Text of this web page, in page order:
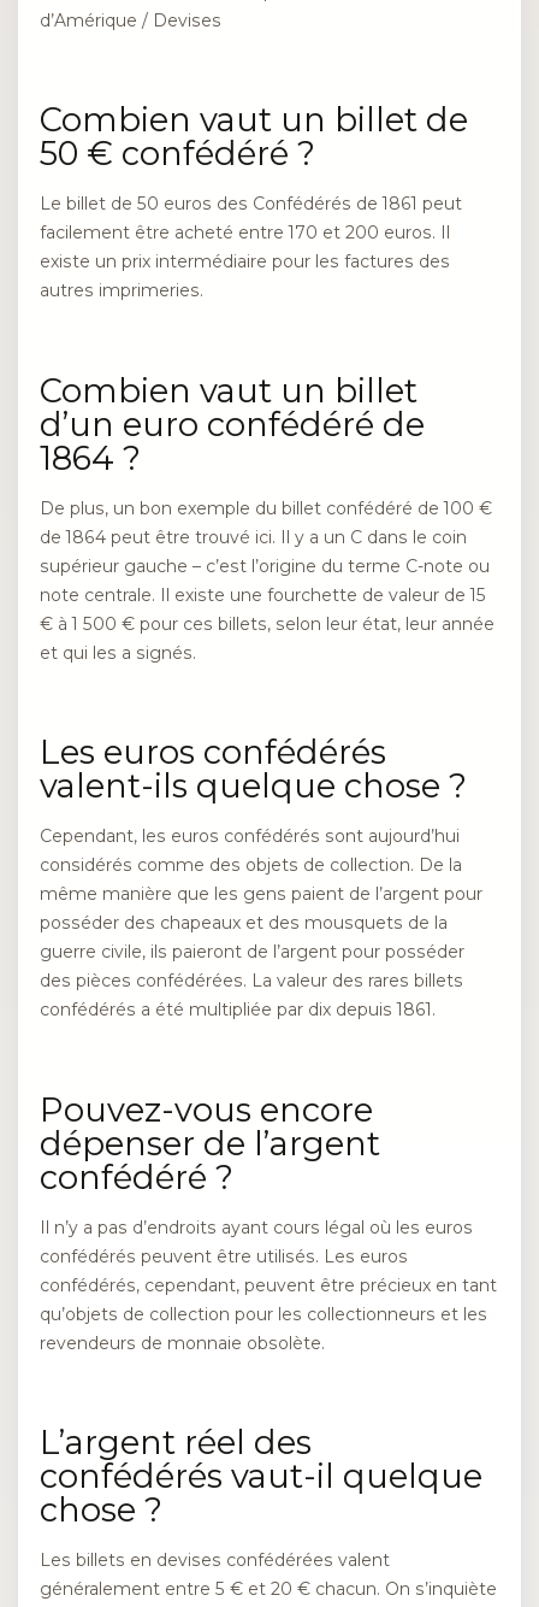
d’Amérique / Devises
Combien vaut un billet de
50 € confédéré ?
Le billet de 50 euros des Confédérés de 1861 peut
facilement être acheté entre 170 et 200 euros. Il
existe un prix intermédiaire pour les factures des
autres imprimeries.
Combien vaut un billet
d’un euro confédéré de
1864 ?
De plus, un bon exemple du billet confédéré de 100 €
de 1864 peut être trouvé ici. Il y a un C dans le coin
supérieur gauche – c’est l’origine du terme C-note ou
note centrale. Il existe une fourchette de valeur de 15
€ à 1 500 € pour ces billets, selon leur état, leur année
et qui les a signés.
Les euros confédérés
valent-ils quelque chose ?
Cependant, les euros confédérés sont aujourd’hui
considérés comme des objets de collection. De la
même manière que les gens paient de l’argent pour
posséder des chapeaux et des mousquets de la
guerre civile, ils paieront de l’argent pour posséder
des pièces confédérées. La valeur des rares billets
confédérés a été multipliée par dix depuis 1861.
Pouvez-vous encore
dépenser de l’argent
confédéré ?
Il n’y a pas d’endroits ayant cours légal où les euros
confédérés peuvent être utilisés. Les euros
confédérés, cependant, peuvent être précieux en tant
qu’objets de collection pour les collectionneurs et les
revendeurs de monnaie obsolète.
L’argent réel des
confédérés vaut-il quelque
chose ?
Les billets en devises confédérées valent
généralement entre 5 € et 20 € chacun. On s’inquiète